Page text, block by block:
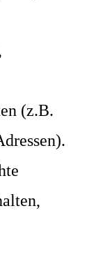
(z.B.